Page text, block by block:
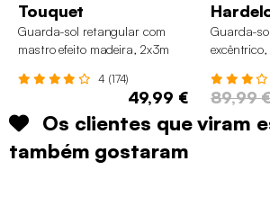
Touquet
Guarda-sol retangular com
mastro efeito madeira, 2x3m
4 (174)
49,99 €
Guarda-
89,99
Os clientes que viram
também gostaram